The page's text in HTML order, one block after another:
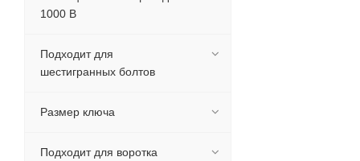
1000 В
Подходит для
шестигранных болтов
Размер ключа
Подходит для воротка